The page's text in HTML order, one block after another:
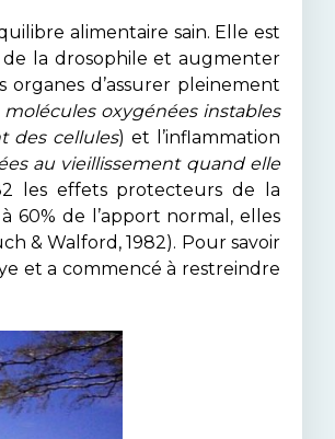
alimentaire sain. Elle est
la drosophile et augmenter
d’assurer pleinement
oxygénées instables
des cellules) et l’inflammation
au vieillissement quand elle
les effets protecteurs de la
60% de l’apport normal, elles
& Walford, 1982). Pour savoir
et a commencé à restreindre